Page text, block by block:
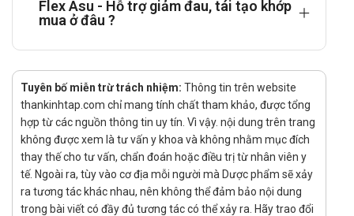
Cảnh báo khi sử dụng
Không dùng cho người mẫn cảm với bất kỳ thành phần nào
của sản phẩm.
Nhà sản xuất
Tên: AVA Pharmaceutical Company.
Xuất xứ: Mỹ
Flex Asu - Hỗ trợ giảm đau, tái tạo khớp
mua ở đâu ?
Tuyên bố miễn trừ trách nhiệm: Thông tin trên website
thankinhtap.com chỉ mang tính chất tham khảo, được tổng
hợp từ các nguồn thông tin uy tín. Vì vậy. nội dung trên trang
không được xem là tư vấn y khoa và không nhằm mục đích
thay thế cho tư vấn, chẩn đoán hoặc điều trị từ nhân viên y
tế. Ngoài ra, tùy vào cơ địa mỗi người mà Dược phẩm sẽ xảy
ra tương tác khác nhau, nên không thể đảm bảo nội dung
trong bài viết có đầy đủ tương tác có thể xảy ra. Hãy trao đổi